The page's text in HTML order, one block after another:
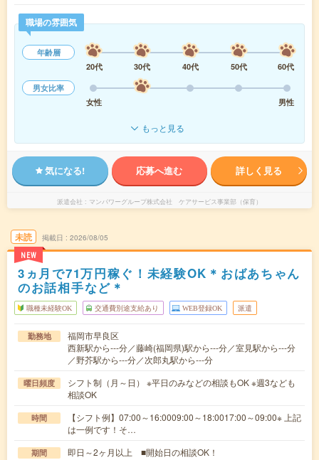
職場の雰囲気
年齢層
20代
30代 40代 50代
60代
男女比率
女性
男性
もっと見る
気になる! 応募へ進む 詳しく見る
派遣会社 マンパワーグループ株式会社 ケアサービス事業部（保育）
未読
NEW
掲載日 2026/08/05
3ヵ月で71万円稼ぐ！未経験OK＊おばあちゃん
のお話相手など＊
職種未経験OK 交通費別途支給あり WEB登録OK 派遣
勤務地
福岡市早良区
西新駅から---分／藤崎(福岡県)駅から---分／室見駅から---分
／野芥駅から---分／次郎丸駅から---分
曜日頻度
シフト制（月～日） ※平日のみなどの相談もOK ※週3なども
相談OK
時間
【シフト例】07:00～16:0009:00～18:0017:00～09:00※ 上記
は一例です！そ…
期間 即日～2ヶ月以上 ■開始日の相談OK！